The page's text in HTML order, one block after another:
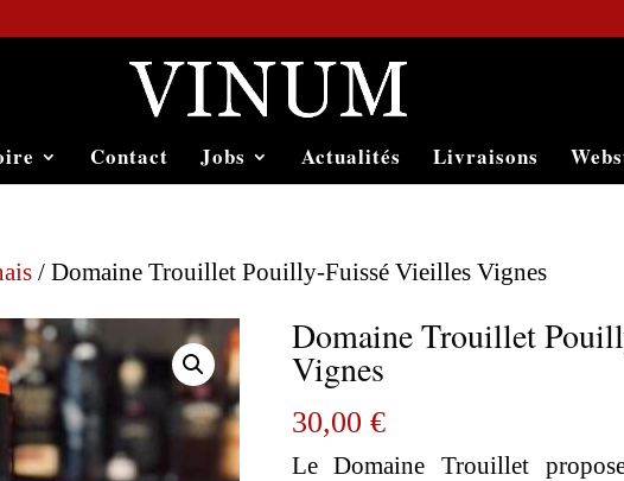
Contact Jobs Actualités Livraisons
/ Domaine Trouillet Pouilly-Fuissé Vieilles Vignes
Domaine Trouillet
Vignes
30,00 €
Le Domaine Trouillet